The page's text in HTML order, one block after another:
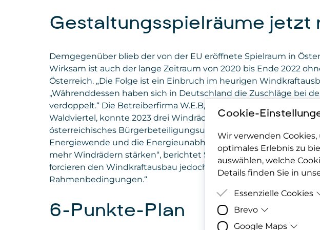
Gestaltungsspielräume jetzt
Demgegenüber blieb der von der EU eröffnete Spielraum in
Wirksam ist auch der lange Zeitraum von 2020 bis Ende 2022
Österreich. „Die Folge ist ein Einbruch im heurigen
„Währenddessen haben sich in Deutschland die Zuschläge bei
verdoppelt.“ Die Betreiberfirma W.E.B, eine der größten
Waldviertel, konnte 2023 drei Windräder in Betrieb nehmen. 2024
österreichisches Bürgerbeteiligungsunternehmen und
Energiewende und die Energieunabhängigkeit unseres Landes
mehr Windrädern stärken“, berichtet Stefanie Markut: „Länder
forcieren den Windkraftausbau jedoch deutlich besser durch
Rahmenbedingungen.“
6-Punkte-Plan
Cookie-
Wir verwenden
optimales Erlebnis zu
auswählen, welche
Details finden Sie in
Essenzielle Cookies
Zweck
werden
Brevo
Google Maps